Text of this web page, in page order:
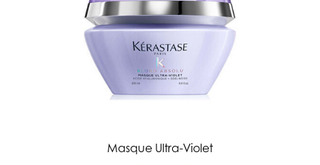
Masque Ultra-Violet